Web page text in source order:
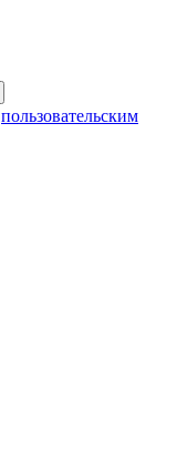
пользовательским